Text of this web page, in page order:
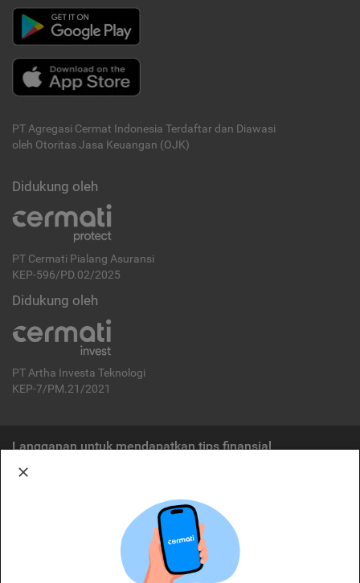
PT Agregasi Cermat Indonesia Terdaftar dan Diawasi
oleh Otoritas Jasa Keuangan (OJK)
Didukung oleh
PT Cermati Pialang Asuransi
KEP-596/PD.02/2025
Didukung oleh
PT Artha Investa Teknologi
KEP-7/PM.21/2021
Langganan untuk mendapatkan tips finansial
Cermati merupakan penyelenggara agregasi jasa keuangan yang terdaftar di
OJK. Oleh karena itu, produk dan/atau layanan jasa keuangan yang
ditawarkan bukan merupakan produk dan/atau layanan jasa keuangan yang
diterbitkan oleh Cermati dan Cermati tidak bertanggung jawab atas tuntutan